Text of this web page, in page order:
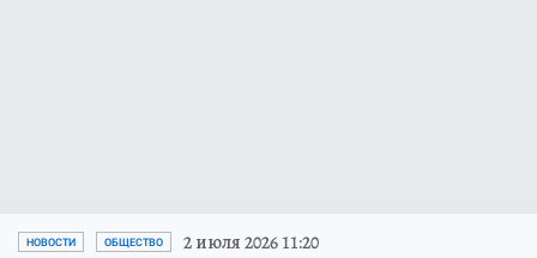
НОВОСТИ ОБЩЕСТВО 2 июля 2026 11:20